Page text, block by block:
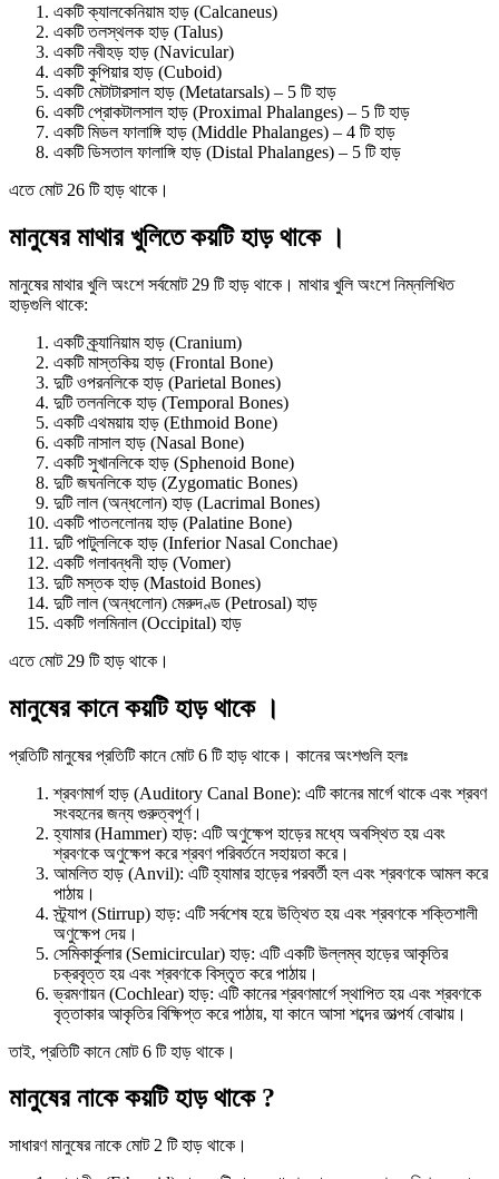
একটি ক্যালকেনিয়াম হাড় (Calcaneus)
একটি তলস্থলক হাড় (Talus)
একটি নবীহড় হাড় (Navicular)
একটি কুপিয়ার হাড় (Cuboid)
একটি মেটাটারসাল হাড় (Metatarsals) – 5 টি হাড়
একটি প্রোকটালসাল হাড় (Proximal Phalanges) – 5 টি হাড়
একটি মিডল ফালাঙ্গি হাড় (Middle Phalanges) – 4 টি হাড়
একটি ডিসতাল ফালাঙ্গি হাড় (Distal Phalanges) – 5 টি হাড়
এতে মোট 26 টি হাড় থাকে।
মানুষের মাথার খুলিতে কয়টি হাড় থাকে ।
মানুষের মাথার খুলি অংশে সর্বমোট 29 টি হাড় থাকে। মাথার খুলি অংশে নিম্নলিখিত
হাড়গুলি থাকে:
একটি ক্র্যানিয়াম হাড় (Cranium)
একটি মাস্তকিয় হাড় (Frontal Bone)
দুটি ওপরনলিকে হাড় (Parietal Bones)
দুটি তলনলিকে হাড় (Temporal Bones)
একটি এথময়ায় হাড় (Ethmoid Bone)
একটি নাসাল হাড় (Nasal Bone)
একটি সুখানলিকে হাড় (Sphenoid Bone)
দুটি জঘনলিকে হাড় (Zygomatic Bones)
দুটি লাল (অন্ধলোন) হাড় (Lacrimal Bones)
একটি পাতললোনয় হাড় (Palatine Bone)
দুটি পাটুললিকে হাড় (Inferior Nasal Conchae)
একটি গলাবন্ধনী হাড় (Vomer)
দুটি মস্তক হাড় (Mastoid Bones)
দুটি লাল (অন্ধলোন) মেরুদণ্ড (Petrosal) হাড়
একটি গলমিনাল (Occipital) হাড়
এতে মোট 29 টি হাড় থাকে।
মানুষের কানে কয়টি হাড় থাকে ।
প্রতিটি মানুষের প্রতিটি কানে মোট 6 টি হাড় থাকে। কানের অংশগুলি হলঃ
শ্রবণমার্গ হাড় (Auditory Canal Bone): এটি কানের মার্গে থাকে এবং শ্রবণ
সংবহনের জন্য গুরুত্বপূর্ণ।
হ্যামার (Hammer) হাড়: এটি অণুক্ষেপ হাড়ের মধ্যে অবস্থিত হয় এবং
শ্রবণকে অণুক্ষেপ করে শ্রবণ পরিবর্তনে সহায়তা করে।
আমলিত হাড় (Anvil): এটি হ্যামার হাড়ের পরবর্তী হল এবং শ্রবণকে আমল করে
পাঠায়।
স্ট্র্যাপ (Stirrup) হাড়: এটি সর্বশেষ হয়ে উত্থিত হয় এবং শ্রবণকে শক্তিশালী
অণুক্ষেপ দেয়।
সেমিকার্কুলার (Semicircular) হাড়: এটি একটি উল্লম্ব হাড়ের আকৃতির
চক্রবৃত্ত হয় এবং শ্রবণকে বিস্তৃত করে পাঠায়।
ভ্রমণায়ন (Cochlear) হাড়: এটি কানের শ্রবণমার্গে স্থাপিত হয় এবং শ্রবণকে
বৃত্তাকার আকৃতির বিক্ষিপ্ত করে পাঠায়, যা কানে আসা শব্দের তাত্পর্য বোঝায়।
তাই, প্রতিটি কানে মোট 6 টি হাড় থাকে।
মানুষের নাকে কয়টি হাড় থাকে ?
সাধারণ মানুষের নাকে মোট 2 টি হাড় থাকে।